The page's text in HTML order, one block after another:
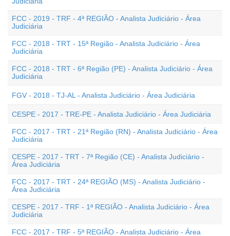
FCC - 2019 - TRF - 4ª REGIÃO - Analista Judiciário - Área
Judiciária
FCC - 2018 - TRT - 15ª Região - Analista Judiciário - Área
Judiciária
FCC - 2018 - TRT - 6ª Região (PE) - Analista Judiciário - Área
Judiciária
FGV - 2018 - TJ-AL - Analista Judiciário - Área Judiciária
CESPE - 2017 - TRE-PE - Analista Judiciário - Área Judiciária
FCC - 2017 - TRT - 21ª Região (RN) - Analista Judiciário - Área
Judiciária
CESPE - 2017 - TRT - 7ª Região (CE) - Analista Judiciário -
Área Judiciária
FCC - 2017 - TRT - 24ª REGIÃO (MS) - Analista Judiciário -
Área Judiciária
CESPE - 2017 - TRF - 1ª REGIÃO - Analista Judiciário - Área
Judiciária
FCC - 2017 - TRF - 5ª REGIÃO - Analista Judiciário - Área